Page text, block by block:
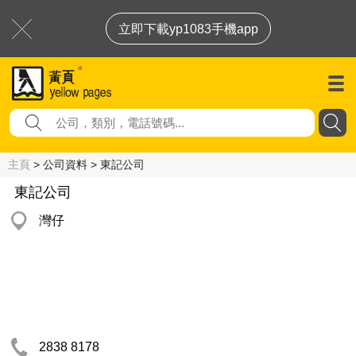
立即下載yp1083手機app
主頁 > 公司資料 > 東記公司
東記公司
灣仔
2838 8178